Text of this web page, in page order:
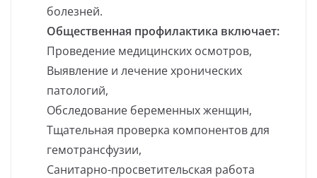
болезней.
Общественная профилактика включает:
Проведение медицинских осмотров,
Выявление и лечение хронических
патологий,
Обследование беременных женщин,
Тщательная проверка компонентов для
гемотрансфузии,
Санитарно-просветительская работа